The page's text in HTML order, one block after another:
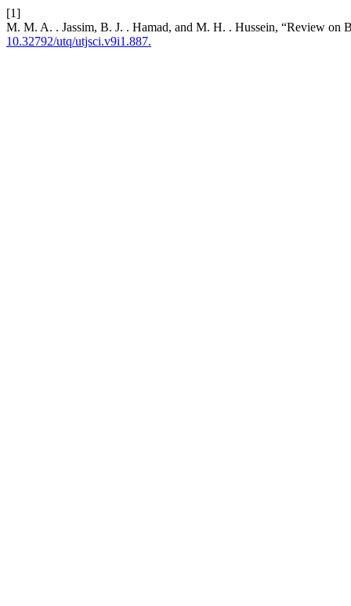
[1]
M. M. A. . Jassim, B. J. . Hamad, and M. H. . Hussein, “Review on
10.32792/utq/utjsci.v9i1.887.